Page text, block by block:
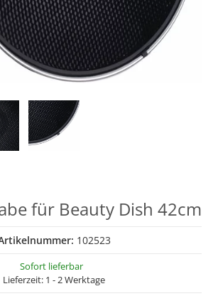
für Beauty Dish 42cm
102523
Sofort lieferbar
Lieferzeit: 1 - 2 Werktage